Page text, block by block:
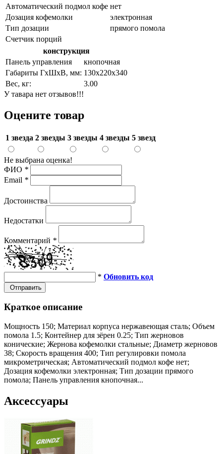
Автоматический подмол кофе нет
Дозация кофемолки
электронная
Тип дозации
прямого помола
Счетчик порций
конструкция
Панель управления
кнопочная
Габариты ГхШхВ, мм: 130х220х340
Вес, кг:
3.00
У тавара нет отзывов!!!
Оцените товар
1 звезда 2 звезды 3 звезды 4 звезды 5 звезд
Не выбрана оценка!
ФИО *
Email *
Достоинства
Недостатки
Комментарий *
* Обновить код
Отправить
Краткое описание
Мощность 150; Материал корпуса нержавеющая сталь; Объем
помола 1.5; Контейнер для зёрен 0.25; Тип жерновов
конические; Жернова кофемолки стальные; Диаметр жерновов
38; Скорость вращения 400; Тип регулировки помола
микрометрическая; Автоматический подмол кофе нет;
Дозация кофемолки электронная; Тип дозации прямого
помола; Панель управления кнопочная...
Аксессуары